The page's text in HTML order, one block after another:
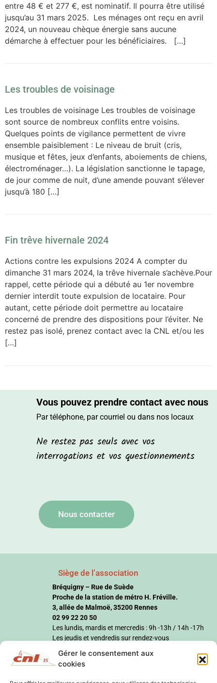
Gérer le consentement aux
cookies
entre 48 € et 277 €, est nominatif. Il pourra être utilisé
jusqu’au 31 mars 2025. Les ménages ont reçu en avril
2024, un nouveau chèque énergie sans aucune
démarche à effectuer pour les bénéficiaires. […]
Les troubles de voisinage
Les troubles de voisinage Les troubles de voisinage
sont source de nombreux conflits entre voisins.
Quelques points de vigilance permettent de vivre
ensemble paisiblement : Le niveau de bruit (cris,
musique et fêtes, jeux d’enfants, aboiements de chiens,
électroménager…). La législation sanctionne le tapage,
de jour comme de nuit, d’une amende pouvant s’élever
jusqu’à 180 […]
Fin trêve hivernale 2024
Actions contre les expulsions 2024 A compter du
dimanche 31 mars 2024, la trêve hivernale s’achève.Pour
rappel, cette période qui a débuté au 1er novembre
dernier interdit toute expulsion de locataire. Pour
autant, cette période doit permettre au locataire
concerné de prendre des dispositions pour l’éviter. Ne
restez pas isolé, prenez contact avec la CNL et/ou les
[…]
Vous pouvez prendre contact avec nous
Par téléphone, par courriel ou dans nos locaux
Ne restez pas seuls avec vos
interrogations et vos questionnements
Nous contacter
Siège de l’association
Bréquigny – Rue de Suède
Proche de la station de métro H. Fréville.
3, allée de Malmoë, 35200 Rennes
02 99 22 20 50
Les lundis, mardis et mercredis : 9h -13h / 14h -17h
Les jeudis et vendredis sur rendez-vous